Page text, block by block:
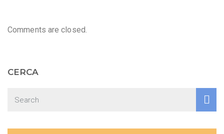
Comments are closed.
CERCA